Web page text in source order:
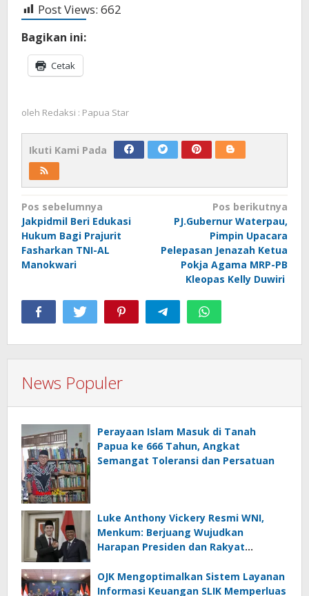
Post Views: 662
Bagikan ini:
Cetak
oleh Redaksi : Papua Star
Ikuti Kami Pada
Navigasi
pos
Pos sebelumnya
Jakpidmil Beri Edukasi
Hukum Bagi Prajurit
Fasharkan TNI-AL
Manokwari
Pos berikutnya
PJ.Gubernur Waterpau,
Pimpin Upacara
Pelepasan Jenazah Ketua
Pokja Agama MRP-PB
Kleopas Kelly Duwiri
News Populer
Perayaan Islam Masuk di Tanah
Papua ke 666 Tahun, Angkat
Semangat Toleransi dan Persatuan
Luke Anthony Vickery Resmi WNI,
Menkum: Berjuang Wujudkan
Harapan Presiden dan Rakyat
OJK Mengoptimalkan Sistem Layanan
Informasi Keuangan SLIK Memperluas